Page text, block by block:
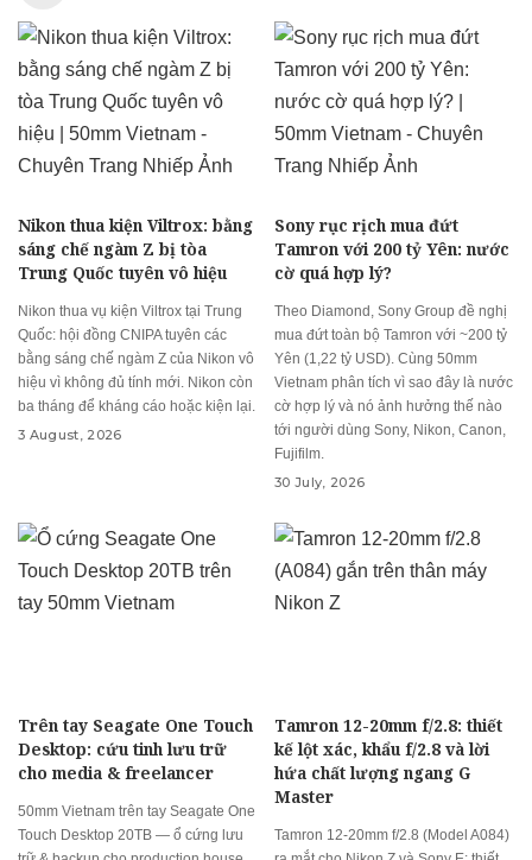
Nikon thua kiện Viltrox: bằng
sáng chế ngàm Z bị tòa
Trung Quốc tuyên vô hiệu
Nikon thua vụ kiện Viltrox tại Trung
Quốc: hội đồng CNIPA tuyên các
bằng sáng chế ngàm Z của Nikon vô
hiệu vì không đủ tính mới. Nikon còn
ba tháng để kháng cáo hoặc kiện lại.
3 August, 2026
Sony rục rịch mua đứt
Tamron với 200 tỷ Yên: nước
cờ quá hợp lý?
Theo Diamond, Sony Group đề nghị
mua đứt toàn bộ Tamron với ~200 tỷ
Yên (1,22 tỷ USD). Cùng 50mm
Vietnam phân tích vì sao đây là nước
cờ hợp lý và nó ảnh hưởng thế nào
tới người dùng Sony, Nikon, Canon,
Fujifilm.
30 July, 2026
Trên tay Seagate One Touch
Desktop: cứu tinh lưu trữ
cho media & freelancer
50mm Vietnam trên tay Seagate One
Touch Desktop 20TB — ổ cứng lưu
Tamron 12-20mm f/2.8: thiết
kế lột xác, khẩu f/2.8 và lời
hứa chất lượng ngang G
Master
Tamron 12-20mm f/2.8 (Model A084)